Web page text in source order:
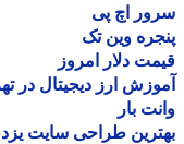
اچ پی
وین تک
دلار امروز
ارز دیجیتال در تهران
بار
طراحی سایت یزد